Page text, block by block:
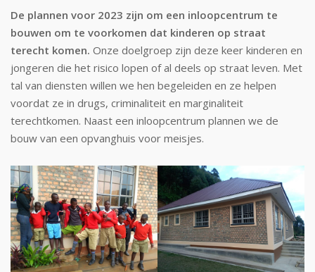
De plannen voor 2023 zijn om een ​​inloopcentrum te
bouwen om te voorkomen dat kinderen op straat
terecht komen. Onze doelgroep zijn deze keer kinderen en
jongeren die het risico lopen of al deels op straat leven. Met
tal van diensten willen we hen begeleiden en ze helpen
voordat ze in drugs, criminaliteit en marginaliteit
terechtkomen. Naast een inloopcentrum plannen we de
bouw van een opvanghuis voor meisjes.